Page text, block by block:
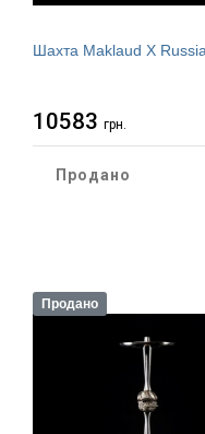
Шахта Maklaud X
10583 грн.
Продано
Продано